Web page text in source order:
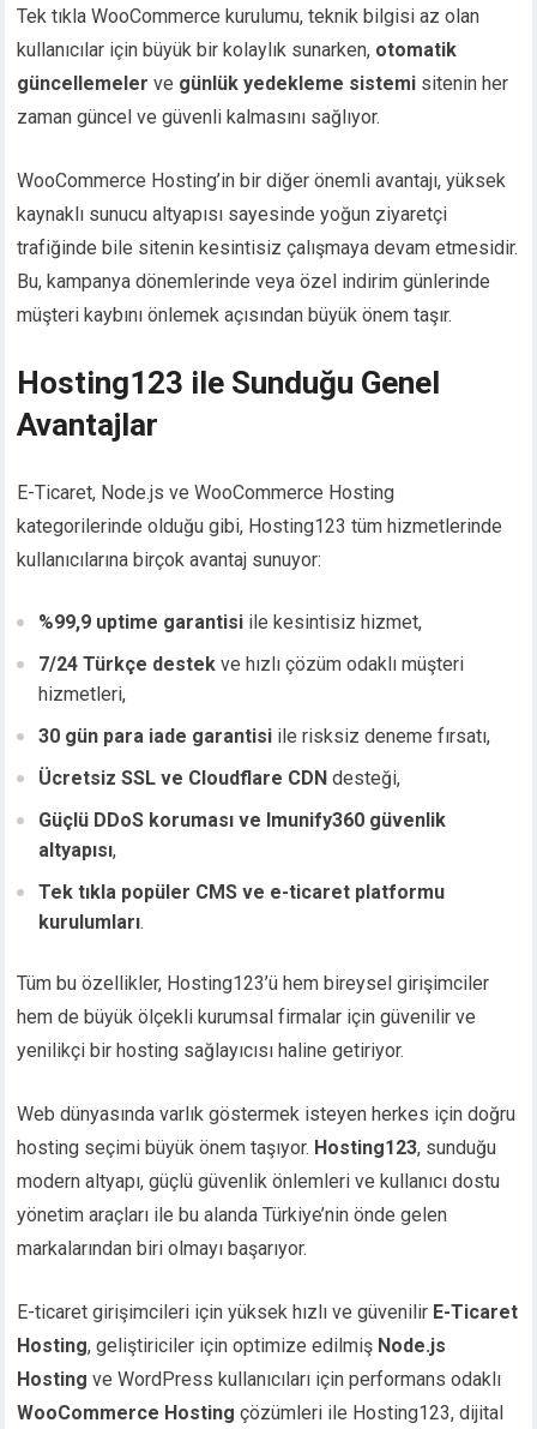
Tek tıkla WooCommerce kurulumu, teknik bilgisi az olan
kullanıcılar için büyük bir kolaylık sunarken, otomatik
güncellemeler ve günlük yedekleme sistemi sitenin her
zaman güncel ve güvenli kalmasını sağlıyor.
WooCommerce Hosting’in bir diğer önemli avantajı, yüksek
kaynaklı sunucu altyapısı sayesinde yoğun ziyaretçi
trafiğinde bile sitenin kesintisiz çalışmaya devam etmesidir.
Bu, kampanya dönemlerinde veya özel indirim günlerinde
müşteri kaybını önlemek açısından büyük önem taşır.
Hosting123 ile Sunduğu Genel
Avantajlar
E-Ticaret, Node.js ve WooCommerce Hosting
kategorilerinde olduğu gibi, Hosting123 tüm hizmetlerinde
kullanıcılarına birçok avantaj sunuyor:
%99,9 uptime garantisi ile kesintisiz hizmet,
7/24 Türkçe destek ve hızlı çözüm odaklı müşteri
hizmetleri,
30 gün para iade garantisi ile risksiz deneme fırsatı,
Ücretsiz SSL ve Cloudflare CDN desteği,
Güçlü DDoS koruması ve Imunify360 güvenlik
altyapısı,
Tek tıkla popüler CMS ve e-ticaret platformu
kurulumları.
Tüm bu özellikler, Hosting123’ü hem bireysel girişimciler
hem de büyük ölçekli kurumsal firmalar için güvenilir ve
yenilikçi bir hosting sağlayıcısı haline getiriyor.
Web dünyasında varlık göstermek isteyen herkes için doğru
hosting seçimi büyük önem taşıyor. Hosting123, sunduğu
modern altyapı, güçlü güvenlik önlemleri ve kullanıcı dostu
yönetim araçları ile bu alanda Türkiye’nin önde gelen
markalarından biri olmayı başarıyor.
E-ticaret girişimcileri için yüksek hızlı ve güvenilir E-Ticaret
Hosting, geliştiriciler için optimize edilmiş Node.js
Hosting ve WordPress kullanıcıları için performans odaklı
WooCommerce Hosting çözümleri ile Hosting123, dijital